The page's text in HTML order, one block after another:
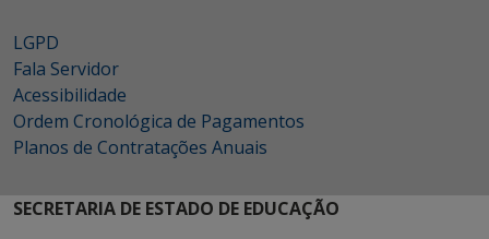
LGPD
Fala Servidor
Acessibilidade
Ordem Cronológica de Pagamentos
Planos de Contratações Anuais
SECRETARIA DE ESTADO DE EDUCAÇÃO